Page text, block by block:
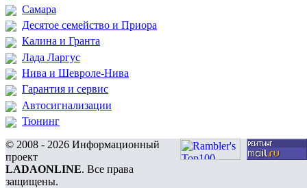
Самара
Десятое семейство и Приора
Калина и Гранта
Лада Ларгус
Нива и Шевроле-Нива
Гарантия и сервис
Автосигнализации
Тюнинг
© 2008 - 2026 Информационный
проект
LADAONLINE. Все права
защищены.